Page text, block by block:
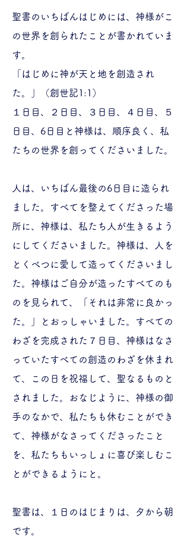
聖書のいちばんはじめには、神様がこ
の世界を創られたことが書かれていま
す。
「はじめに神が天と地を創造され
た。」（創世記1:1）
１日目、２日目、３日目、４日目、５
日目、6日目と神様は、順序良く、私
たちの世界を創ってくださいました。
人は、いちばん最後の6日目に造られ
ました。すべてを整えてくださった場
所に、神様は、私たち人が生きるよう
にしてくださいました。神様は、人を
とくべつに愛して造ってくださいまし
た。神様はご自分が造ったすべてのも
のを見られて、「それは非常に良かっ
た。」とおっしゃいました。すべての
わざを完成された７日目、神様はなさ
っていたすべての創造のわざを休まれ
て、この日を祝福して、聖なるものと
されました。おなじように、神様の御
手のなかで、私たちも休むことができ
て、神様がなさってくださったこと
を、私たちもいっしょに喜び楽しむこ
とができるようにと。
聖書は、１日のはじまりは、夕から朝
です。